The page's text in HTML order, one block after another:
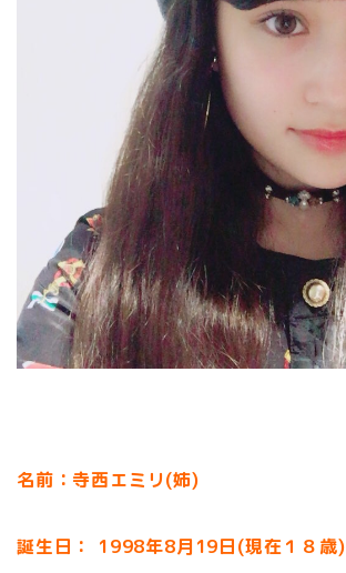
名前：寺西エミリ(姉)
誕生日： 1998年8月19日(現在１８歳)